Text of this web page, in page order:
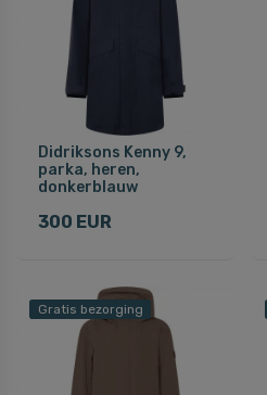
Didriksons Kenny 9,
parka, heren,
donkerblauw
300 EUR
Gratis bezorging